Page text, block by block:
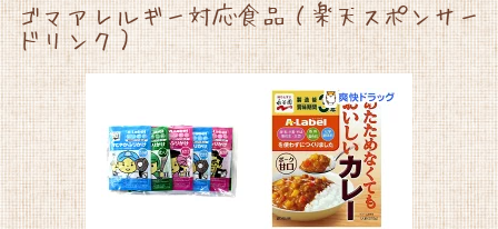
ゴマアレルギー対応食品（楽天スポンサー
ドリンク）